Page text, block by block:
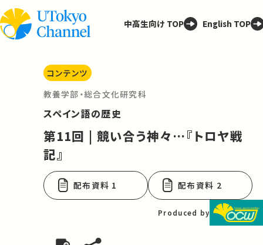
中高生向け TOP English TOP
コンテンツ
教養学部・総合文化研究科
スペイン語の歴史
第11回 | 競い合う神々…『トロヤ戦
記』
配布資料 1 配布資料 2
Produced by